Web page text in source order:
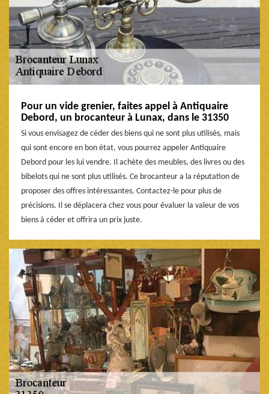
Pour un vide grenier, faites appel à Antiquaire
Debord, un brocanteur à Lunax, dans le 31350
Si vous envisagez de céder des biens qui ne sont plus utilisés, mais
qui sont encore en bon état, vous pourrez appeler Antiquaire
Debord pour les lui vendre. Il achète des meubles, des livres ou des
bibelots qui ne sont plus utilisés. Ce brocanteur a la réputation de
proposer des offres intéressantes. Contactez-le pour plus de
précisions. Il se déplacera chez vous pour évaluer la valeur de vos
biens à céder et offrira un prix juste.